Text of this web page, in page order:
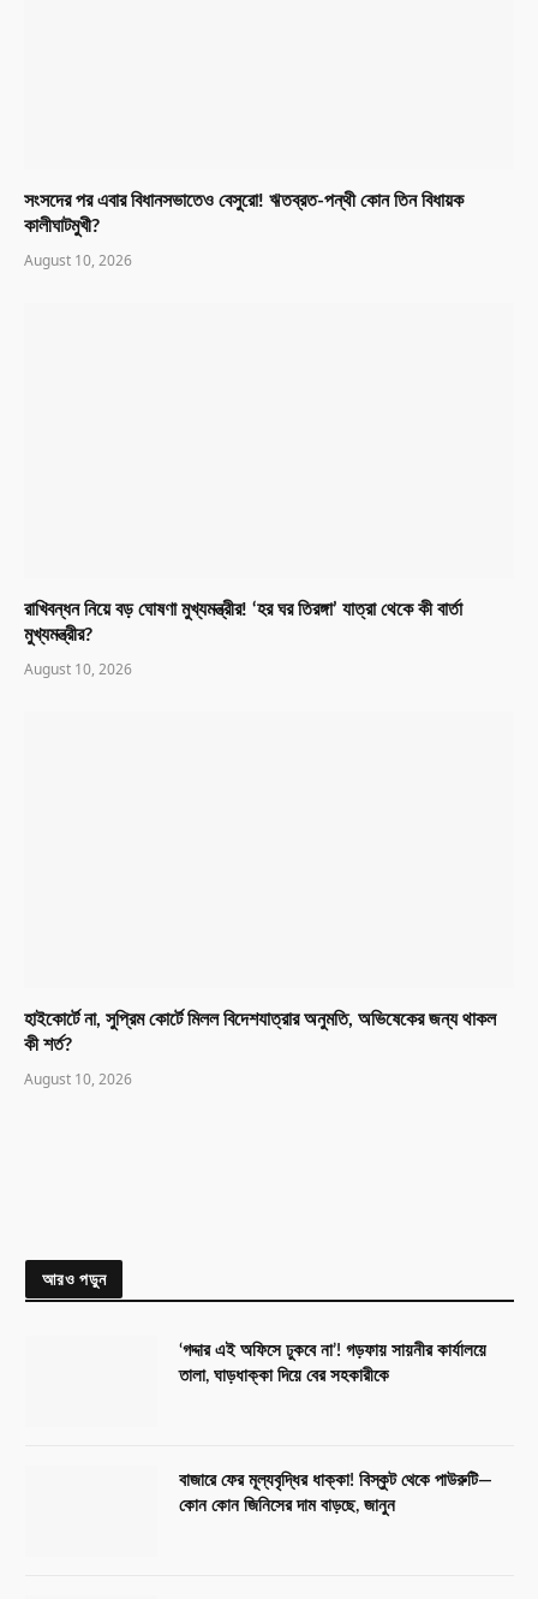
সংসদের পর এবার বিধানসভাতেও বেসুরো! ঋতব্রত-পন্থী কোন তিন বিধায়ক
কালীঘাটমুখী?
August 10, 2026
রাখিবন্ধন নিয়ে বড় ঘোষণা মুখ্যমন্ত্রীর! ‘হর ঘর তিরঙ্গা’ যাত্রা থেকে কী বার্তা
মুখ্যমন্ত্রীর?
August 10, 2026
হাইকোর্টে না, সুপ্রিম কোর্টে মিলল বিদেশযাত্রার অনুমতি, অভিষেকের জন্য থাকল
কী শর্ত?
August 10, 2026
আরও পড়ুন
‘গদ্দার এই অফিসে ঢুকবে না’! গড়ফায় সায়নীর কার্যালয়ে
তালা, ঘাড়ধাক্কা দিয়ে বের সহকারীকে
বাজারে ফের মূল্যবৃদ্ধির ধাক্কা! বিস্কুট থেকে পাউরুটি—
কোন কোন জিনিসের দাম বাড়ছে, জানুন